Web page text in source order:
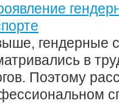
гендерные
в
Поэтому